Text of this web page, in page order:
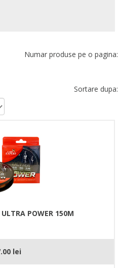
Numar produse pe o pagina:
Sortare dupa:
ULTRA POWER 150M
lei